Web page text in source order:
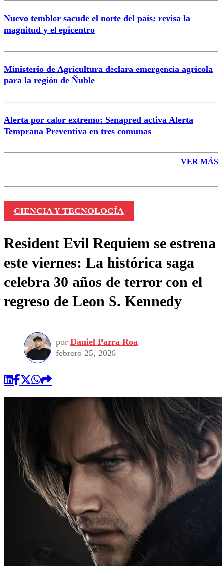
Nuevo temblor sacude el norte del país: revisa la
magnitud y el epicentro
Ministerio de Agricultura declara emergencia agrícola
para la región de Ñuble
Alerta por calor extremo: Senapred activa Alerta
Temprana Preventiva en tres comunas
VER MÁS
CIENCIA Y TECNOLOGÍA
Resident Evil Requiem se estrena
este viernes: La histórica saga
celebra 30 años de terror con el
regreso de Leon S. Kennedy
por Daniel Parra Roa
febrero 25, 2026